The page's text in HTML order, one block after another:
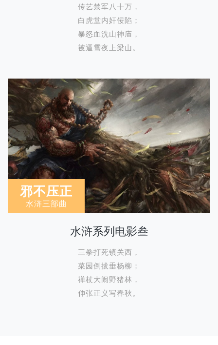
传艺禁军八十万，
白虎堂内奸佞陷；
暴怒血洗山神庙，
被逼雪夜上梁山。
邪不压正
水浒三部曲
水浒系列电影叁
三拳打死镇关西，
菜园倒拔垂杨柳；
禅杖大闹野猪林，
伸张正义写春秋。